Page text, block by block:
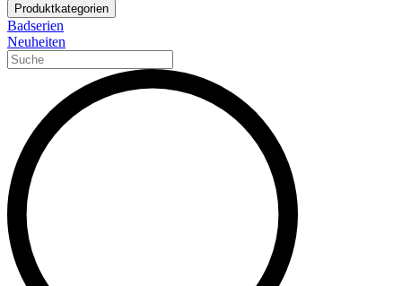
Produktkategorien
Badserien
Neuheiten